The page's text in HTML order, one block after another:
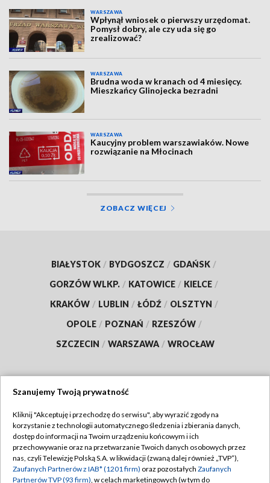
WARSZAWA
Wpłynął wniosek o pierwszy urzędomat.
Pomysł dobry, ale czy uda się go
zrealizować?
WARSZAWA
Brudna woda w kranach od 4 miesięcy.
Mieszkańcy Glinojecka bezradni
WARSZAWA
Kaucyjny problem warszawiaków. Nowe
rozwiązanie na Młocinach
ZOBACZ WIĘCEJ
BIAŁYSTOK / BYDGOSZCZ / GDAŃSK /
GORZÓW WLKP. / KATOWICE / KIELCE /
KRAKÓW / LUBLIN / ŁÓDŹ / OLSZTYN /
OPOLE / POZNAŃ / RZESZÓW /
SZCZECIN / WARSZAWA / WROCŁAW
TVP
Abonament TVP
Emisja w TVP
Regulamin TVP
Polityka prywatności
Szanujemy Twoją prywatność
Kliknij "Akceptuję i przechodzę do serwisu", aby wyrazić zgody na
korzystanie z technologii automatycznego śledzenia i zbierania danych,
dostęp do informacji na Twoim urządzeniu końcowym i ich
przechowywanie oraz na przetwarzanie Twoich danych osobowych przez
nas, czyli Telewizję Polską S.A. w likwidacji (zwaną dalej również „TVP”),
Zaufanych Partnerów z IAB* (1201 firm) oraz pozostałych Zaufanych
Partnerów TVP (93 firm), w celach marketingowych (w tym do